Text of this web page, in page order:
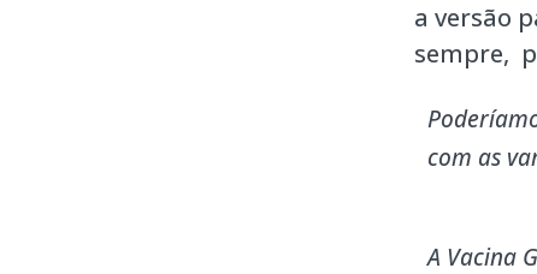
a versão
sempre,
com as
A Vacina